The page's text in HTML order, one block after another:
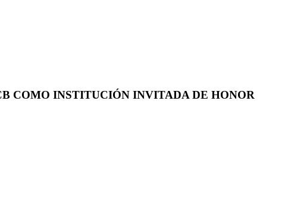
COMO INSTITUCIÓN INVITADA DE HONOR